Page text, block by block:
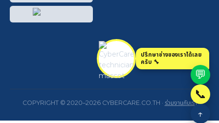
ปรึกษาช่างของเราได้เลย
ครับ 🔧
COPYRIGHT © 2020–2026 CYBERCARE.CO.TH · ร่วมงานกับเรา
💬
📞
↑